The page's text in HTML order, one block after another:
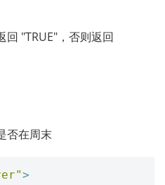
回 "TRUE"，否则返回
否在周末
>